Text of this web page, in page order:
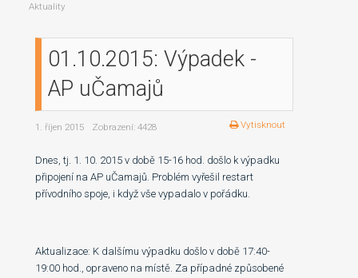
Aktuality
01.10.2015: Výpadek -
AP uČamajů
1. říjen 2015 Zobrazení: 4428 Vytisknout
Dnes, tj. 1. 10. 2015 v době 15-16 hod. došlo k výpadku
připojení na AP uČamajů. Problém vyřešil restart
přívodního spoje, i když vše vypadalo v pořádku.
Aktualizace: K dalšímu výpadku došlo v době 17:40-
19:00 hod., opraveno na místě. Za případné způsobené